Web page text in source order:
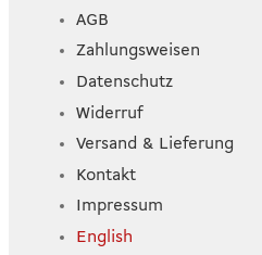
AGB
Zahlungsweisen
Datenschutz
Widerruf
Versand & Lieferung
Kontakt
Impressum
English